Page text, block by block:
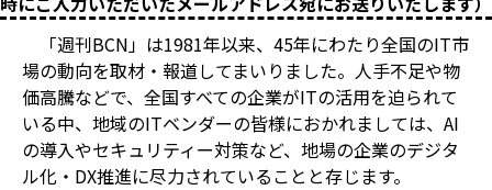
「週刊BCN」は1981年以来、45年にわたり全国のIT市
場の動向を取材・報道してまいりました。人手不足や物
価高騰などで、全国すべての企業がITの活用を迫られて
いる中、地域のITベンダーの皆様におかれましては、AI
の導入やセキュリティー対策など、地場の企業のデジタ
ル化・DX推進に尽力されていることと存じます。